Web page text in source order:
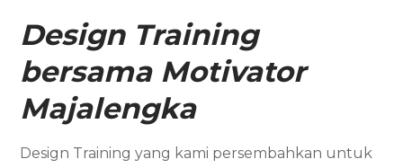
Design Training
bersama Motivator
Majalengka
Design Training yang kami persembahkan untuk